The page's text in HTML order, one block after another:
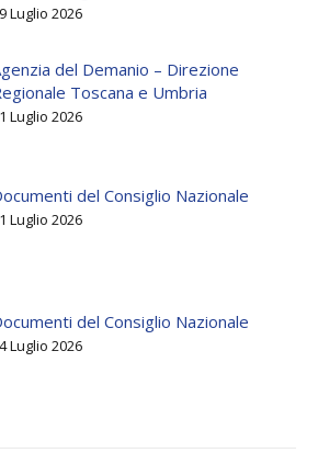
Luglio 2026
del Demanio – Direzione
Toscana e Umbria
Luglio 2026
del Consiglio Nazionale
Luglio 2026
del Consiglio Nazionale
Luglio 2026